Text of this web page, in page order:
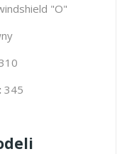
"O"
345